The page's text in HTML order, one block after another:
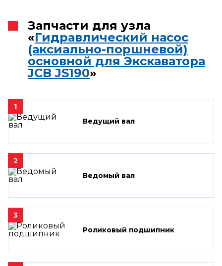
Запчасти для узла
«Гидравлический насос
(аксиально-поршневой)
основной для Экскаватора
JCB JS190»
1
Ведущий вал
2
Ведомый вал
3
Роликовый подшипник